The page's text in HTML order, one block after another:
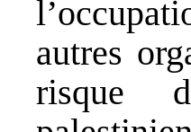
autres
risque